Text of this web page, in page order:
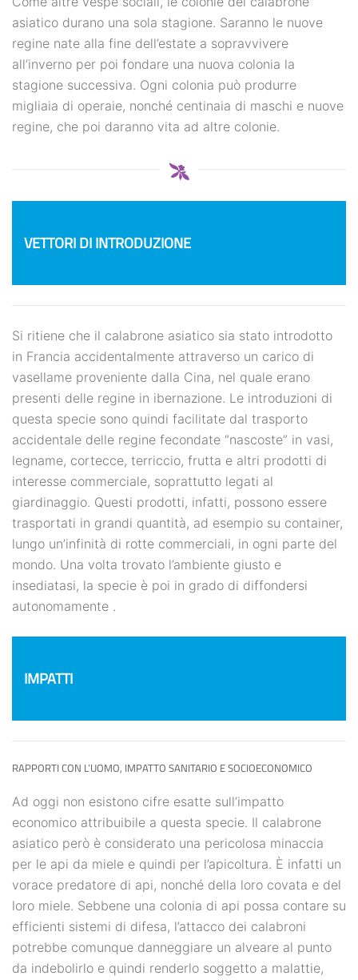
asiatico durano una sola stagione. Saranno le nuove
regine nate alla fine dell’estate a sopravvivere
all’inverno per poi fondare una nuova colonia la
stagione successiva. Ogni colonia può produrre
migliaia di operaie, nonché centinaia di maschi e nuove
regine, che poi daranno vita ad altre colonie.
VETTORI DI INTRODUZIONE
Si ritiene che il calabrone asiatico sia stato introdotto
in Francia accidentalmente attraverso un carico di
vasellame proveniente dalla Cina, nel quale erano
presenti delle regine in ibernazione. Le introduzioni di
questa specie sono quindi facilitate dal trasporto
accidentale delle regine fecondate “nascoste” in vasi,
legname, cortecce, terriccio, frutta e altri prodotti di
interesse commerciale, soprattutto legati al
giardinaggio. Questi prodotti, infatti, possono essere
trasportati in grandi quantità, ad esempio su container,
lungo un’infinità di rotte commerciali, in ogni parte del
mondo. Una volta trovato l’ambiente giusto e
insediatasi, la specie è poi in grado di diffondersi
autonomamente .
IMPATTI
RAPPORTI CON L’UOMO, IMPATTO SANITARIO E SOCIOECONOMICO
Ad oggi non esistono cifre esatte sull’impatto
economico attribuibile a questa specie. Il calabrone
asiatico però è considerato una pericolosa minaccia
per le api da miele e quindi per l’apicoltura. È infatti un
vorace predatore di api, nonché della loro covata e del
loro miele. Sebbene una colonia di api possa contare su
efficienti sistemi di difesa, l’attacco dei calabroni
potrebbe comunque danneggiare un alveare al punto
da indebolirlo e quindi renderlo soggetto a malattie,